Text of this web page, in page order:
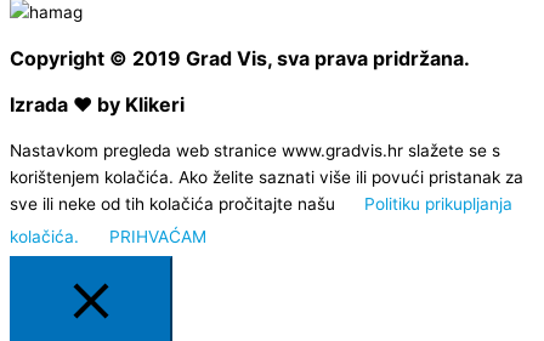
Copyright © 2019 Grad Vis, sva prava pridržana.
Izrada ❤ by Klikeri
Nastavkom pregleda web stranice www.gradvis.hr slažete se s
korištenjem kolačića. Ako želite saznati više ili povući pristanak za
sve ili neke od tih kolačića pročitajte našu
Politiku prikupljanja
kolačića.
PRIHVAĆAM